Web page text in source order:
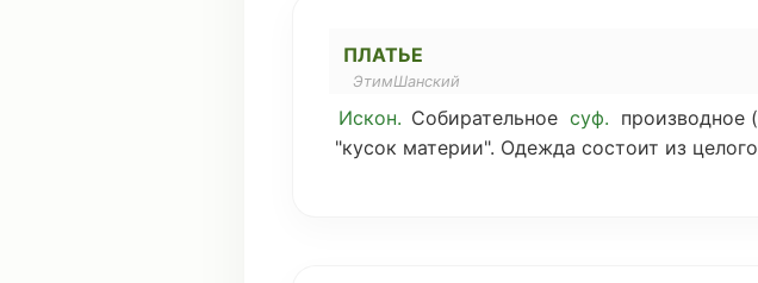
ПЛАТЬЕ
ЭтимШанский
Искон. Собирательное суф. производное (
"кусок материи". Одежда состоит из целого